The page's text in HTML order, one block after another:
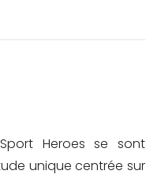
Heroes se sont
unique centrée sur